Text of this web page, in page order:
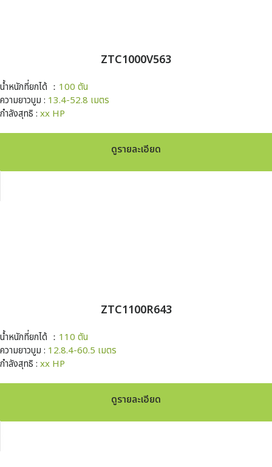
ZTC1000V563
น้ำหนักที่ยกได้ ： 100 ตัน
ความยาวบูม : 13.4-52.8 เมตร
กำลังสุทธิ : xx HP
ดูรายละเอียด
ZTC1100R643
น้ำหนักที่ยกได้ ： 110 ตัน
ความยาวบูม : 12.8.4-60.5 เมตร
กำลังสุทธิ : xx HP
ดูรายละเอียด